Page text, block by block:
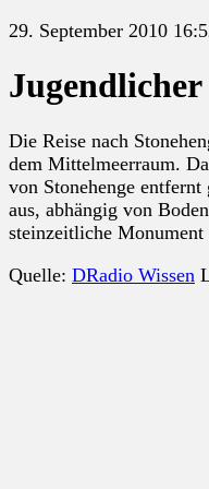
29. September 2010
Die Reise nach
dem Mittelmeerraum.
von Stonehenge
aus, abhängig von
steinzeitliche
Quelle: DRadio Wissen